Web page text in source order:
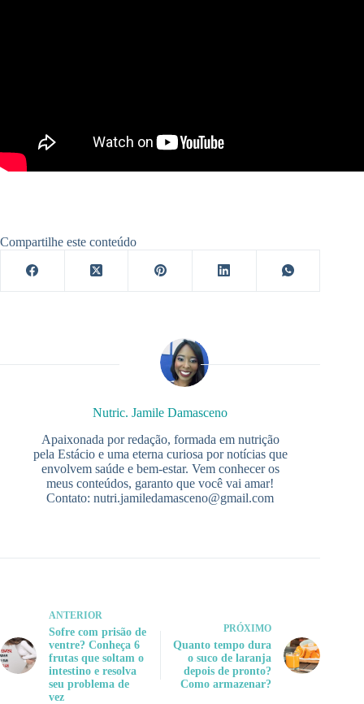
Compartilhe este conteúdo
Nutric. Jamile Damasceno
Apaixonada por redação, formada em nutrição
pela Estácio e uma eterna curiosa por notícias que
envolvem saúde e bem-estar. Vem conhecer os
meus conteúdos, garanto que você vai amar!
Contato:nutri.jamiledamasceno@gmail.com
ANTERIOR
Sofre com prisão de
ventre? Conheça 6
frutas que soltam o
intestino e resolva
seu problema de
vez
PRÓXIMO
Quanto tempo dura
o suco de laranja
depois de pronto?
Como armazenar?